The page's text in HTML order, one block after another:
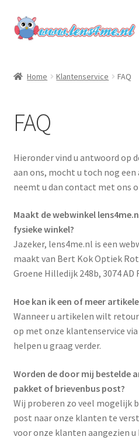
Ga
door
Ga
naar
Zonnebrillen
Accessoires
Klantenservice
Contact Info
Bestelling & Levering
Retourneren & Ruilen
Algemene Voorwaarden
FAQ
Home Klantenservice FAQ
FAQ
Hieronder vind u antwoord op
aan ons, mocht u toch nog een
neemt u dan contact met ons
Maakt de webwinkel
fysieke winkel?
Jazeker, lens4me.nl is een
maakt van Bert Kok Optiek
Groene Hilledijk 248b, 3074
Hoe kan ik een of meer
Wanneer u artikelen wilt
op met onze klantenservice
helpen u graag verder.
Worden de door mij bestelde
pakket of brievenbus post?
Wij proberen zo veel mogelijk
post naar onze klanten te
voor onze klanten aangezien